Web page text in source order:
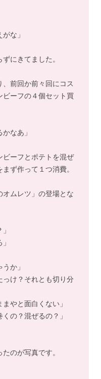
な」
にきてました。
前回か前々回にコス
ビーフの４個セット買
なあ」
ビーフとポテトを混ぜ
ず作って１つ消費。
ムレツ」の登場とな
か」
っけ？それとも切り分
やと面白くない」
の？混ぜるの？」
のが写真です。